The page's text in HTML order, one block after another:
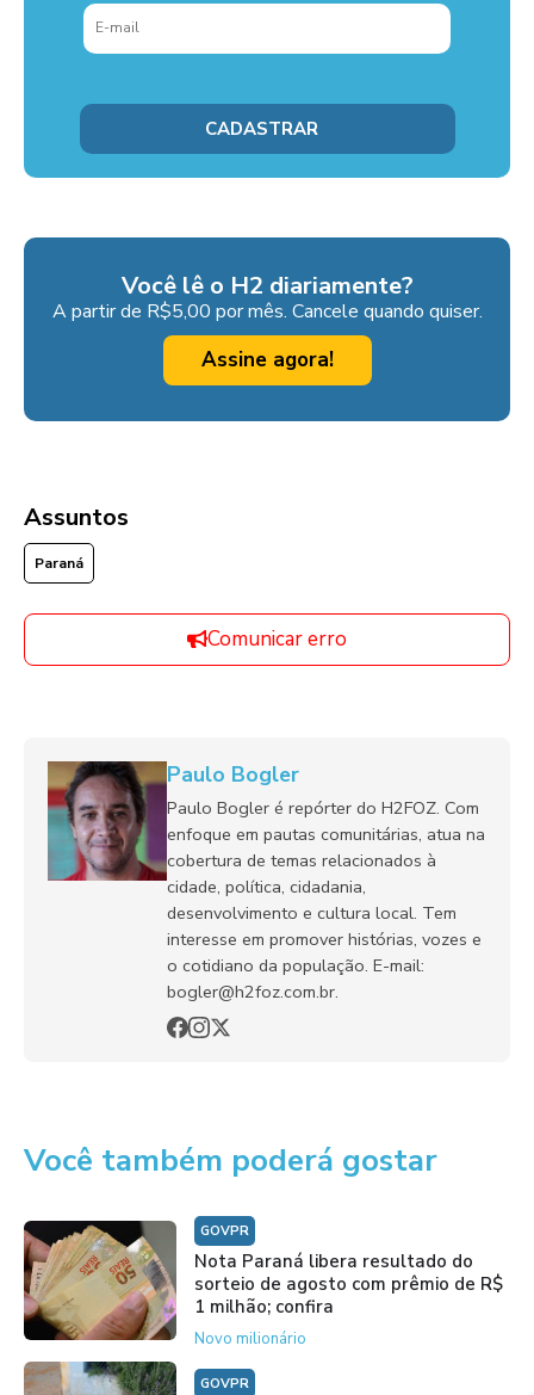
Você lê o H2 diariamente?
A partir de R$5,00 por mês. Cancele quando quiser.
Assine agora!
Assuntos
Paraná
Comunicar erro
Paulo Bogler
Paulo Bogler é repórter do H2FOZ. Com
enfoque em pautas comunitárias, atua na
cobertura de temas relacionados à
cidade, política, cidadania,
desenvolvimento e cultura local. Tem
interesse em promover histórias, vozes e
o cotidiano da população. E-mail:
bogler@h2foz.com.br.
Você também poderá gostar
GOVPR
Nota Paraná libera resultado do
sorteio de agosto com prêmio de R$
1 milhão; confira
Novo milionário
GOVPR